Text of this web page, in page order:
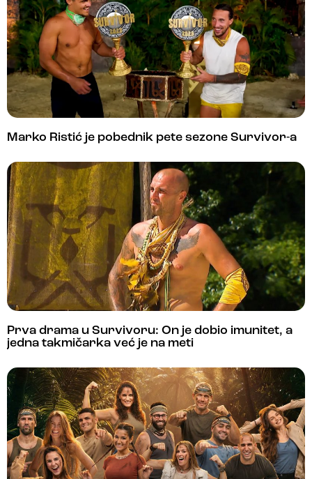
Marko Ristić je pobednik pete sezone Survivor-a
Prva drama u Survivoru: On je dobio imunitet, a
jedna takmičarka već je na meti